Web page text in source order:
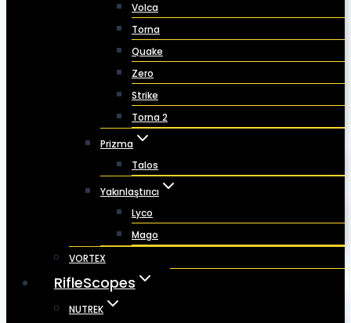
Volca
Torna
Quake
Zero
Strike
Torna 2
Prizma
Talos
Yakınlaştırıcı
Lyco
Mago
VORTEX
RifleScopes
NUTREK